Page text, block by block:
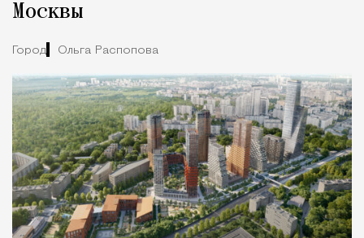
Москвы
Город Ольга Распопова